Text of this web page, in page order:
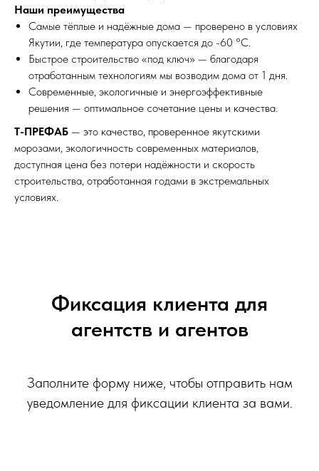
Наши преимущества
Самые тёплые и надёжные дома — проверено в условиях
Якутии, где температура опускается до -60 °C.
Быстрое строительство «под ключ» — благодаря
отработанным технологиям мы возводим дома от 1 дня.
Современные, экологичные и энергоэффективные
решения — оптимальное сочетание цены и качества.
Т-ПРЕФАБ — это качество, проверенное якутскими
морозами, экологичность современных материалов,
доступная цена без потери надёжности и скорость
строительства, отработанная годами в экстремальных
условиях.
Фиксация клиента для
агентств и агентов
Заполните форму ниже, чтобы отправить нам
уведомление для фиксации клиента за вами.